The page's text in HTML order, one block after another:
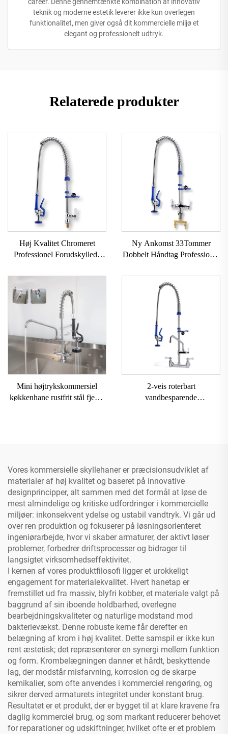
teknik og moderne estetik leverer ikke kun overlegen
funktionalitet, men giver også dit kommercielle miljø et
elegant og professionelt udtryk.
Relaterede produkter
Høj Kvalitet Chromeret
Professionel Forudskyllede
køkkenhane med vandhaner
bordmonteret drejehane
Ny Ankomst 33Tommer
Dobbelt Håndtag Professionel
Træk-ud Køkkenhaner,
Blanding Af Varmt Og Koldt
Vand til Hotelvask
Mini højtrykskommersiel
køkkenhane rustfrit stål fjeder
2-veis roterbart
vandbesparende
Vores kommersielle skyllehaner er præcisionsudviklet af
materialer af høj kvalitet og baseret på innovative
designprincipper, alt sammen med det formål at løse de
mest almindelige og kritiske udfordringer i kommercielle
miljøer: inkonsekvent ydelse og ustabil vandtryk. Vi går ud
over ren produktion og fokuserer på løsningsorienteret
ingeniørarbejde, hvor vi skaber armaturer, der aktivt løser
problemer, forbedrer driftsprocesser og bidrager til
langsigtet virksomhedseffektivitet.
I kernen af vores produktfilosofi ligger et urokkeligt
engagement for materialekvalitet. Hvert hanetap er
fremstillet ud fra massiv, blyfri kobber, et materiale valgt på
baggrund af sin iboende holdbarhed, overlegne
bearbejdningskvaliteter og naturlige modstand mod
bakterievækst. Denne robuste kerne får derefter en
belægning af krom i høj kvalitet. Dette samspil er ikke kun
rent æstetisk; det repræsenterer en synergi mellem funktion
og form. Krombelægningen danner et hårdt, beskyttende
lag, der modstår misfarvning, korrosion og de skarpe
kemikalier, som ofte anvendes i kommerciel rengøring, og
sikrer derved armaturets integritet under konstant brug.
Resultatet er et produkt, der er bygget til at klare kravene fra
daglig kommerciel brug, og som markant reducerer behovet
for reparationer og udskiftninger, hvilket ofte er et problem